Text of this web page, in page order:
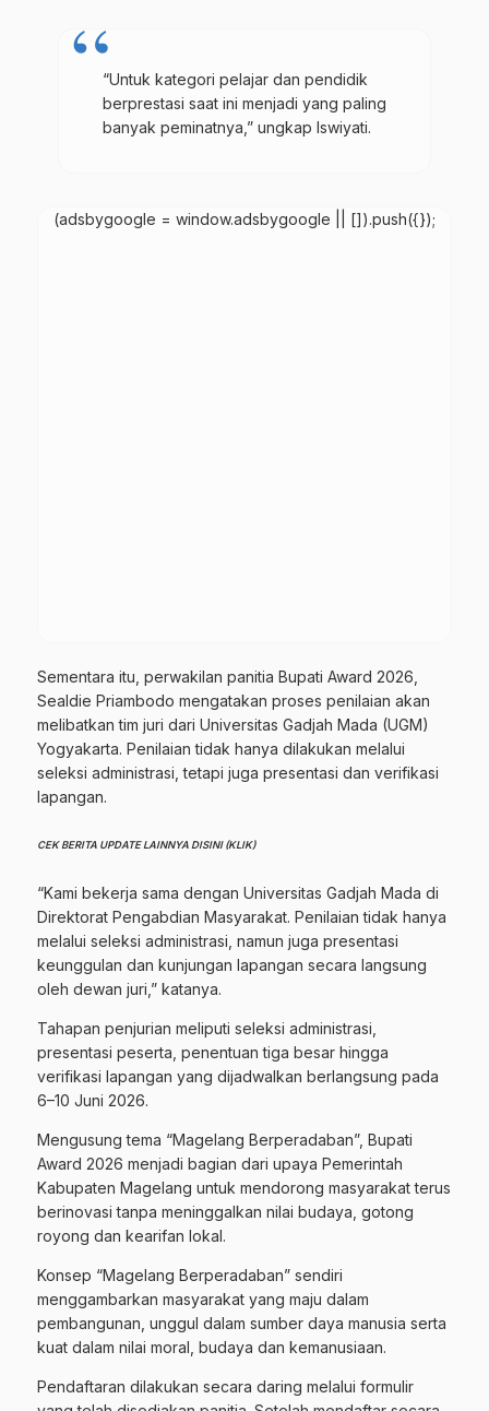
“Untuk kategori pelajar dan pendidik
berprestasi saat ini menjadi yang paling
banyak peminatnya,” ungkap Iswiyati.
(adsbygoogle = window.adsbygoogle || []).push({});
Sementara itu, perwakilan panitia Bupati Award 2026,
Sealdie Priambodo mengatakan proses penilaian akan
melibatkan tim juri dari Universitas Gadjah Mada (UGM)
Yogyakarta. Penilaian tidak hanya dilakukan melalui
seleksi administrasi, tetapi juga presentasi dan verifikasi
lapangan.
CEK BERITA UPDATE LAINNYA DISINI (KLIK)
“Kami bekerja sama dengan Universitas Gadjah Mada di
Direktorat Pengabdian Masyarakat. Penilaian tidak hanya
melalui seleksi administrasi, namun juga presentasi
keunggulan dan kunjungan lapangan secara langsung
oleh dewan juri,” katanya.
Tahapan penjurian meliputi seleksi administrasi,
presentasi peserta, penentuan tiga besar hingga
verifikasi lapangan yang dijadwalkan berlangsung pada
6–10 Juni 2026.
Mengusung tema “Magelang Berperadaban”, Bupati
Award 2026 menjadi bagian dari upaya Pemerintah
Kabupaten Magelang untuk mendorong masyarakat terus
berinovasi tanpa meninggalkan nilai budaya, gotong
royong dan kearifan lokal.
Konsep “Magelang Berperadaban” sendiri
menggambarkan masyarakat yang maju dalam
pembangunan, unggul dalam sumber daya manusia serta
kuat dalam nilai moral, budaya dan kemanusiaan.
Pendaftaran dilakukan secara daring melalui formulir